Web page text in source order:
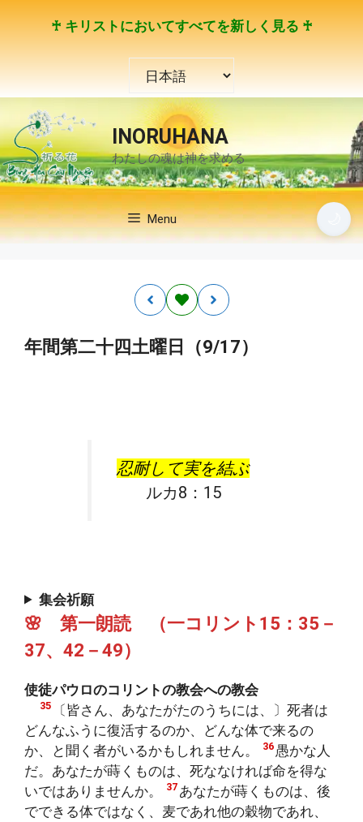
ス
キ
ッ
プ
♰ キリストにおいてすべてを新しく見る ♰
選
択
INORUHANA
わたしの魂は神を求める
Menu
年間第二十四土曜日（9/17）
忍耐して実を結ぶ
ルカ8：15
集会祈願
🌸 第一朗読 （一コリント15：35－
37、42－49）
使徒パウロのコリントの教会への教会
35
〔皆さん、あなたがたのうちには、〕死者は
どんなふうに復活するのか、どんな体で来るの
か、と聞く者がいるかもしれません。
36 愚かな人
だ。あなたが蒔くものは、死ななければ命を得な
いではありませんか。
37 あなたが蒔くものは、後
でできる体ではなく、麦であれ他の穀物であれ、